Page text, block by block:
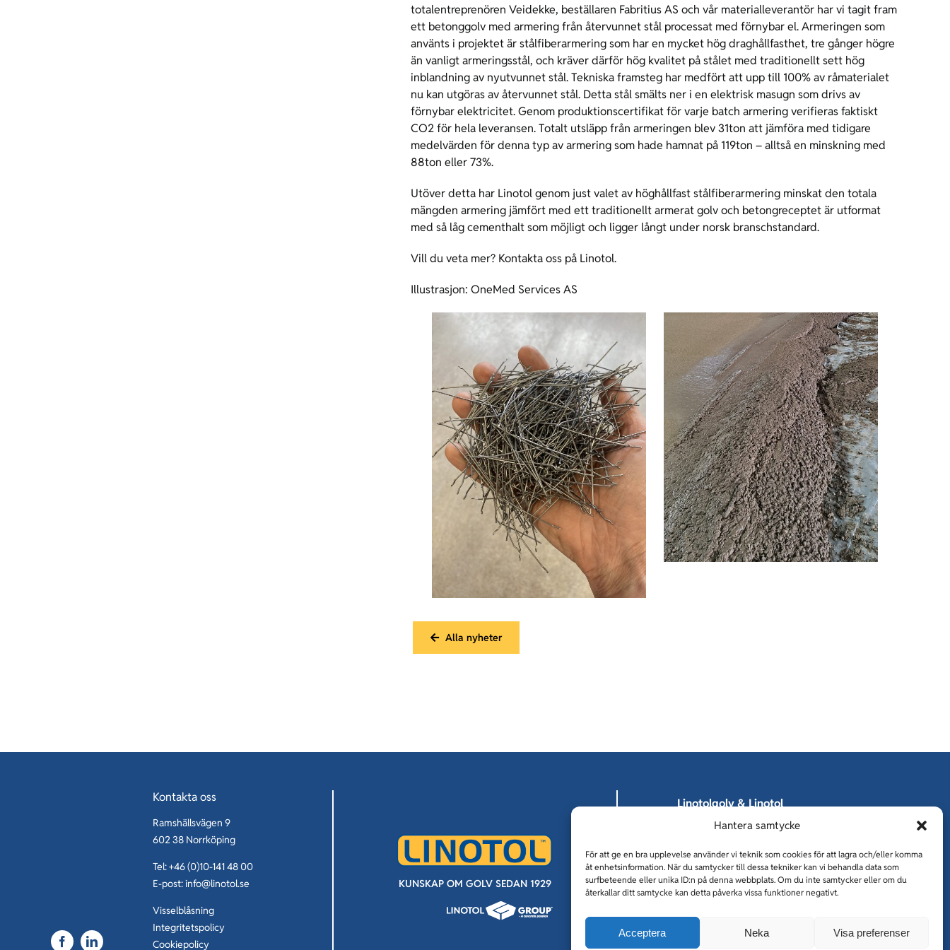
Hantera samtycke
För att ge en bra upplevelse använder vi teknik som cookies för att lagra och/eller komma
åt enhetsinformation. När du samtycker till dessa tekniker kan vi behandla data som
surfbeteende eller unika ID:n på denna webbplats. Om du inte samtycker eller om du
återkallar ditt samtycke kan detta påverka vissa funktioner negativt.
Acceptera Neka Visa preferenser
totalentreprenören Veidekke, beställaren Fabritius AS och vår materialleverantör har vi tagit fram
ett betonggolv med armering från återvunnet stål processat med förnybar el. Armeringen som
använts i projektet är stålfiberarmering som har en mycket hög draghållfasthet, tre gånger högre
än vanligt armeringsstål, och kräver därför hög kvalitet på stålet med traditionellt sett hög
inblandning av nyutvunnet stål. Tekniska framsteg har medfört att upp till 100% av råmaterialet
nu kan utgöras av återvunnet stål. Detta stål smälts ner i en elektrisk masugn som drivs av
förnybar elektricitet. Genom produktionscertifikat för varje batch armering verifieras faktiskt
CO2 för hela leveransen. Totalt utsläpp från armeringen blev 31ton att jämföra med tidigare
medelvärden för denna typ av armering som hade hamnat på 119ton – alltså en minskning med
88ton eller 73%.
Utöver detta har Linotol genom just valet av höghållfast stålfiberarmering minskat den totala
mängden armering jämfört med ett traditionellt armerat golv och betongreceptet är utformat
med så låg cementhalt som möjligt och ligger långt under norsk branschstandard.
Vill du veta mer? Kontakta oss på Linotol.
Illustrasjon: OneMed Services AS
Alla nyheter
Kontakta oss
Ramshällsvägen 9
602 38 Norrköping
Tel: +46 (0)10-141 48 00
E-post:info@linotol.se
Visselblåsning
Integritetspolicy
Cookiepolicy
KUNSKAP OM GOLV SEDAN 1929
Linotolgolv & Linotol
Holmqvist entreprenad
Tiller Vimek
CM Betong
NVB Nordisk
Vattenbilning